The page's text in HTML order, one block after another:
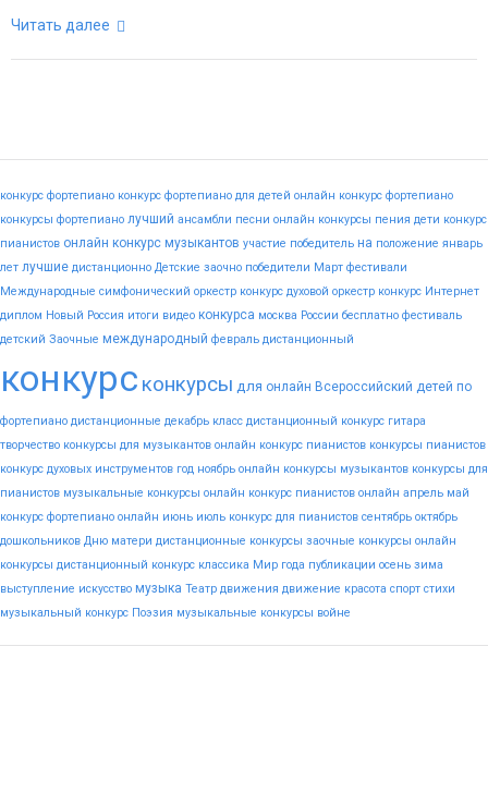
Читать далее
конкурс фортепиано конкурс фортепиано для детей онлайн конкурс фортепиано
конкурсы фортепиано лучший ансамбли песни онлайн конкурсы пения дети конкурс
пианистов онлайн конкурс музыкантов участие победитель на положение январь
лет лучшие дистанционно Детские заочно победители Март фестивали
Международные симфонический оркестр конкурс духовой оркестр конкурс Интернет
диплом Новый Россия итоги видео конкурса москва России бесплатно фестиваль
детский Заочные международный февраль дистанционный
конкурс конкурсы для онлайн Всероссийский детей по
фортепиано дистанционные декабрь класс дистанционный конкурс гитара
творчество конкурсы для музыкантов онлайн конкурс пианистов конкурсы пианистов
конкурс духовых инструментов год ноябрь онлайн конкурсы музыкантов конкурсы для
пианистов музыкальные конкурсы онлайн конкурс пианистов онлайн апрель май
конкурс фортепиано онлайн июнь июль конкурс для пианистов сентябрь октябрь
дошкольников Дню матери дистанционные конкурсы заочные конкурсы онлайн
конкурсы дистанционный конкурс классика Мир года публикации осень зима
выступление искусство музыка Театр движения движение красота спорт стихи
музыкальный конкурс Поэзия музыкальные конкурсы войне